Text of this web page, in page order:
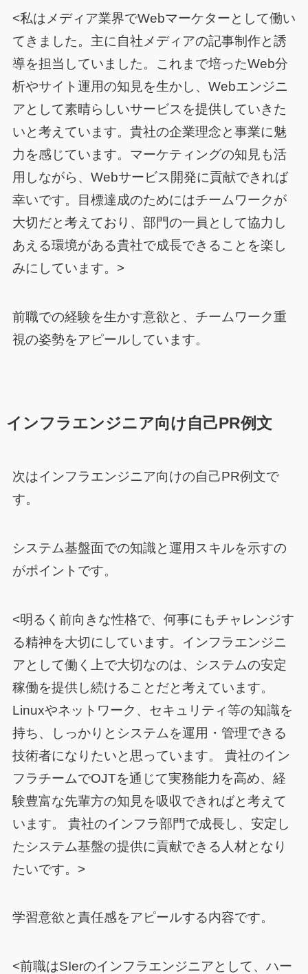
<私はメディア業界でWebマーケターとして働い
てきました。主に自社メディアの記事制作と誘
導を担当していました。これまで培ったWeb分
析やサイト運用の知見を生かし、Webエンジニ
アとして素晴らしいサービスを提供していきた
いと考えています。貴社の企業理念と事業に魅
力を感じています。マーケティングの知見も活
用しながら、Webサービス開発に貢献できれば
幸いです。目標達成のためにはチームワークが
大切だと考えており、部門の一員として協力し
あえる環境がある貴社で成長できることを楽し
みにしています。>
前職での経験を生かす意欲と、チームワーク重
視の姿勢をアピールしています。
インフラエンジニア向け自己PR例文
次はインフラエンジニア向けの自己PR例文で
す。
システム基盤面での知識と運用スキルを示すの
がポイントです。
<明るく前向きな性格で、何事にもチャレンジす
る精神を大切にしています。インフラエンジニ
アとして働く上で大切なのは、システムの安定
稼働を提供し続けることだと考えています。
Linuxやネットワーク、セキュリティ等の知識を
持ち、しっかりとシステムを運用・管理できる
技術者になりたいと思っています。 貴社のイン
フラチームでOJTを通じて実務能力を高め、経
験豊富な先輩方の知見を吸収できればと考えて
います。 貴社のインフラ部門で成長し、安定し
たシステム基盤の提供に貢献できる人材となり
たいです。>
学習意欲と責任感をアピールする内容です。
<前職はSIerのインフラエンジニアとして、ハー